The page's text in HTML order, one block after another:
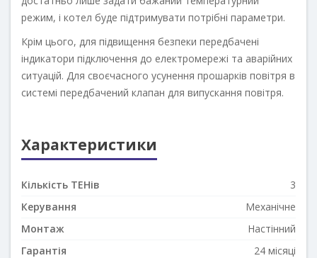
режим, і котел буде підтримувати потрібні параметри.
Крім цього, для підвищення безпеки передбачені
індикатори підключення до електромережі та аварійних
ситуацій. Для своєчасного усунення прошарків повітря в
системі передбачений клапан для випускання повітря.
Характеристики
Кількість ТЕНів
3
Керування
Механічне
Монтаж
Настінний
Гарантія
24 місяці